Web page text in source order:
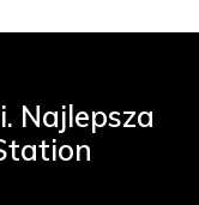
Najlepsza